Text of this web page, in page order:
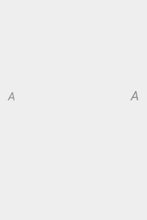
A A